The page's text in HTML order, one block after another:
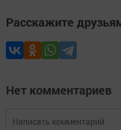
Расскажите
Нет комментариев